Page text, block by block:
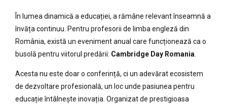
În lumea dinamică a educației, a rămâne relevant înseamnă a
învăța continuu. Pentru profesorii de limba engleză din
România, există un eveniment anual care funcționează ca o
busolă pentru viitorul predării: Cambridge Day Romania.
Acesta nu este doar o conferință, ci un adevărat ecosistem
de dezvoltare profesională, un loc unde pasiunea pentru
educație întâlnește inovația. Organizat de prestigioasa